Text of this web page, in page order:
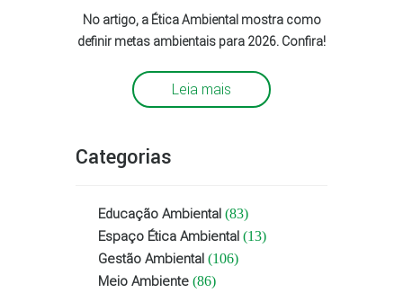
No artigo, a Ética Ambiental mostra como
definir metas ambientais para 2026. Confira!
Leia mais
Categorias
Educação Ambiental (83)
Espaço Ética Ambiental (13)
Gestão Ambiental (106)
Meio Ambiente (86)